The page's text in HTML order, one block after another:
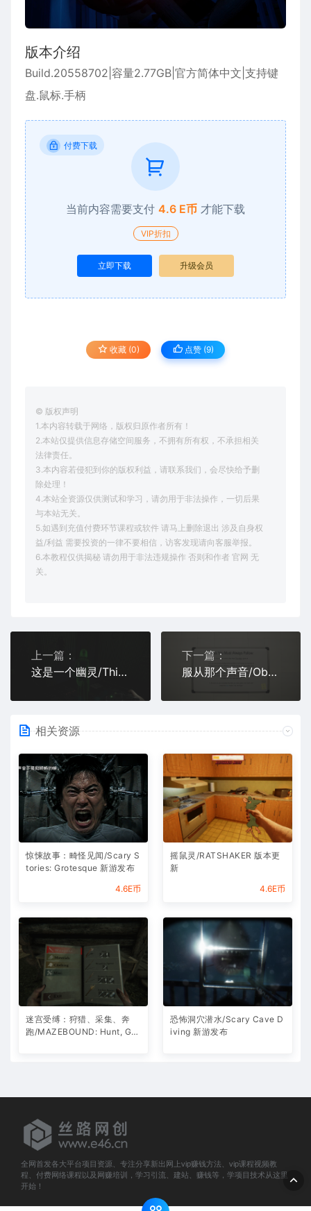
版本介绍
Build.20558702|容量2.77GB|官方简体中文|支持键
盘.鼠标.手柄
付费下载
当前内容需要支付 4.6 E币 才能下载
VIP折扣
立即下载 升级会员
收藏 (0) 点赞 (9)
© 版权声明
1.本内容转载于网络，版权归原作者所有！
2.本站仅提供信息存储空间服务，不拥有所有权，不承担相关
法律责任。
3.本内容若侵犯到你的版权利益，请联系我们，会尽快给予删
除处理！
4.本站全资源仅供测试和学习，请勿用于非法操作，一切后果
与本站无关。
5.如遇到充值付费环节课程或软件 请马上删除退出 涉及自身权
益/利益 需要投资的一律不要相信，访客发现请向客服举报。
6.本教程仅供揭秘 请勿用于非法违规操作 否则和作者 官网 无
关。
上一篇：
这是一个幽灵/This is a Ghost
下一篇：
服从那个声音/Obey the Voice
相关资源
惊悚故事：畸怪见闻/Scary S
tories: Grotesque 新游发布
4.6E币
摇鼠灵/RATSHAKER 版本更
新
4.6E币
迷宫受缚：狩猎、采集、奔
跑/MAZEBOUND: Hunt, Gat
恐怖洞穴潜水/Scary Cave D
iving 新游发布
全网首发各大平台项目资源、专注分享新出网上vip赚钱方法、vip课程视频教
程、付费网络课程以及网赚培训，学习引流、建站、赚钱等，学项目技术从这里
开始！